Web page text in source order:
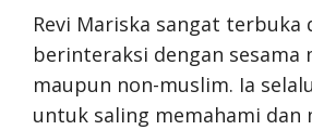
Revi Mariska sangat terbuka
berinteraksi dengan sesama
maupun non-muslim. Ia
untuk saling memahami dan